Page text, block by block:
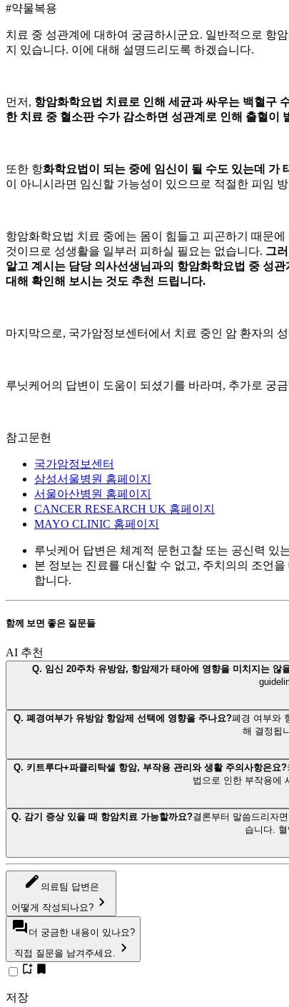
#약물복용
치료 중 성관계에 대하여 궁금하시군요. 일반적으로 항
지 있습니다. 이에 대해 설명드리도록 하겠습니다.
먼저, 항암화학요법 치료로 인해 세균과 싸우는 백혈구
한 치료 중 혈소판 수가 감소하면 성관계로 인해 출혈이
또한 항화학요법이 되는 중에 임신이 될 수도 있는데 가
이 아니시라면 임신할 가능성이 있으므로 적절한 피임
항암화학요법 치료 중에는 몸이 힘들고 피곤하기 때문
것이므로 성생활을 일부러 피하실 필요는 없습니다. 그
알고 계시는 담당 의사선생님과의 항암화학요법 중 성
대해 확인해 보시는 것도 추천 드립니다.
마지막으로, 국가암정보센터에서 치료 중인 암 환자의
루닛케어의 답변이 도움이 되셨기를 바라며, 추가로 궁
참고문헌
국가암정보센터
삼성서울병원 홈페이지
서울아산병원 홈페이지
CANCER RESEARCH UK 홈페이지
MAYO CLINIC 홈페이지
루닛케어 답변은 체계적 문헌고찰 또는 공신력 있
본 정보는 진료를 대신할 수 없고, 주치의의 조언
합니다.
함께 보면 좋은 질문들
AI 추천
Q. 임신 20주차 유방암, 항암제가 태아에 영향을 미치지는 않
Q. 폐경여부가 유방암 항암제 선택에 영향을 주나요?폐경 여부와
해 결정됩
Q. 키트루다+파클리탁셀 항암, 부작용 관리와 생활 주의사항은요?
법으로 인한 부작용에
Q. 감기 증상 있을 때 항암치료 가능할까요?결론부터 말씀드리자
습니다.
의료팀 답변은
어떻게 작성되나요?
더 궁금한 내용이 있나요?
직접 질문을 남겨주세요.
저장